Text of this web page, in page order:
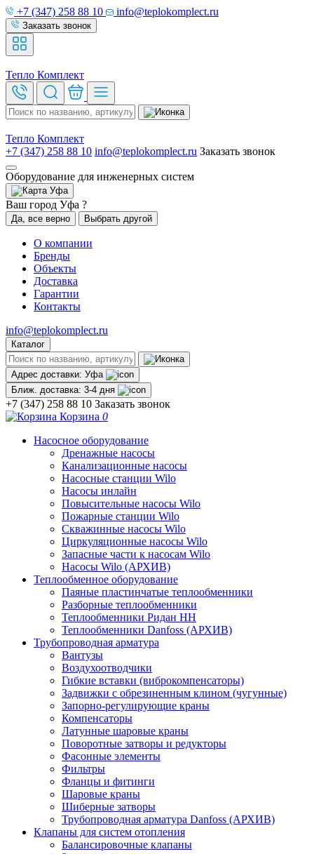
+7 (347) 258 88 10 info@teplokomplect.ru
Заказать звонок
Тепло Комплект
Тепло Комплект
+7 (347) 258 88 10 info@teplokomplect.ru Заказать звонок
Оборудование для инженерных систем
Уфа
Ваш город Уфа ?
Да, все верно Выбрать другой
О компании
Бренды
Объекты
Доставка
Гарантии
Контакты
info@teplokomplect.ru
Каталог
Адрес доставки: Уфа
Ближ. доставка: 3-4 дня
+7 (347) 258 88 10 Заказать звонок
Корзина 0
Насосное оборудование
Дренажные насосы
Канализационные насосы
Насосные станции Wilo
Насосы инлайн
Повысительные насосы Wilo
Пожарные станции Wilo
Скважинные насосы Wilo
Циркуляционные насосы Wilo
Запасные части к насосам Wilo
Насосы Wilo (АРХИВ)
Теплообменное оборудование
Паяные пластинчатые теплообменники
Разборные теплообменники
Теплообменники Ридан НН
Теплообменники Danfoss (АРХИВ)
Трубопроводная арматура
Вантузы
Воздухоотводчики
Гибкие вставки (виброкомпенсаторы)
Задвижки с обрезиненным клином (чугунные)
Запорно-регулирующие краны
Компенсаторы
Латунные шаровые краны
Поворотные затворы и редукторы
Фасонные элементы
Фильтры
Фланцы и фитинги
Шаровые краны
Шиберные затворы
Трубопроводная арматура Danfoss (АРХИВ)
Клапаны для систем отопления
Балансировочные клапаны